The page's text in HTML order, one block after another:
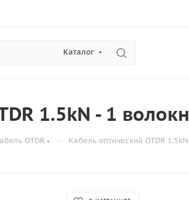
Каталог
1.5kN - 1
OTDR — Кабель оптический OTDR